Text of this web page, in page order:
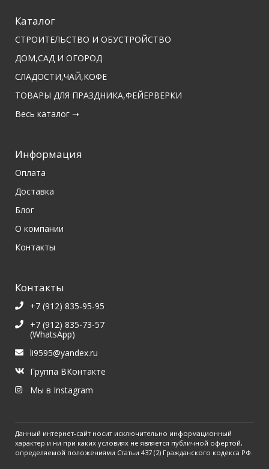
Каталог
СТРОИТЕЛЬСТВО И ОБУСТРОЙСТВО
ДОМ,САД И ОГОРОД
СЛАДОСТИ,ЧАЙ,КОФЕ
ТОВАРЫ ДЛЯ ПРАЗДНИКА,ФЕЙЕРВЕРКИ
Весь каталог ➝
Информация
Оплата
Доставка
Блог
О компании
Контакты
Контакты
+7 (912) 835-95-95
+7 (912) 835-73-57
(WhatsApp)
li9595@yandex.ru
Группа ВКонтакте
Мы в Instagram
Данный интернет-сайт носит исключительно информационный
характер и ни при каких условиях не является публичной офертой,
определяемой положениями Статьи 437 (2) Гражданского кодекса РФ.